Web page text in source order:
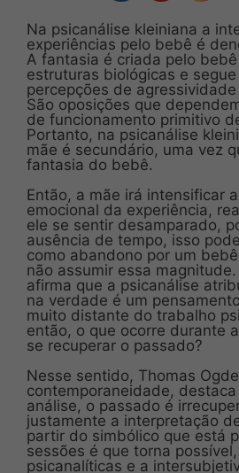
Na psicanálise kleiniana a
experiências pelo bebê é
A fantasia é criada pelo
estruturas biológicas e
percepções de
São oposições que
de funcionamento primitivo
Portanto, na psicanálise
mãe é secundário, uma vez
fantasia do bebê.
Então, a mãe irá intensificar
emocional da experiência,
ele se sentir desamparado,
ausência de tempo, isso
como abandono por um
não assumir essa
afirma que a psicanálise
na verdade é um
muito distante do trabalho
então, o que ocorre durante
se recuperar o passado?
Nesse sentido, Thomas
contemporaneidade, destaca
análise, o passado é
justamente a interpretação
partir do simbólico que está
sessões é que torna
psicanalíticas e a